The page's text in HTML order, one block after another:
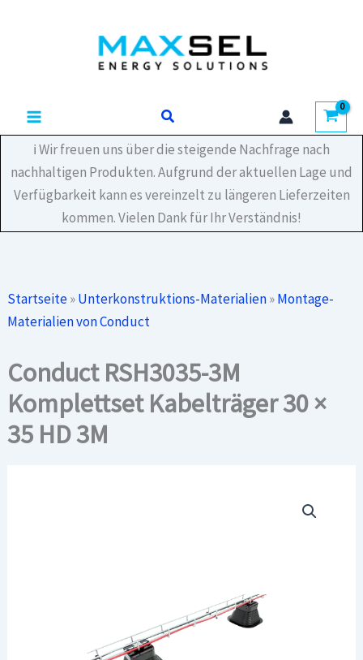
Suchen
ℹ️ Wir freuen uns über die steigende Nachfrage nach
nachhaltigen Produkten. Aufgrund der aktuellen Lage und
Verfügbarkeit kann es vereinzelt zu längeren Lieferzeiten
kommen. Vielen Dank für Ihr Verständnis!
Startseite»Unterkonstruktions-Materialien»Montage-
Materialien von Conduct
Conduct RSH3035-3M
Komplettset Kabelträger 30 ×
35 HD 3M
3M